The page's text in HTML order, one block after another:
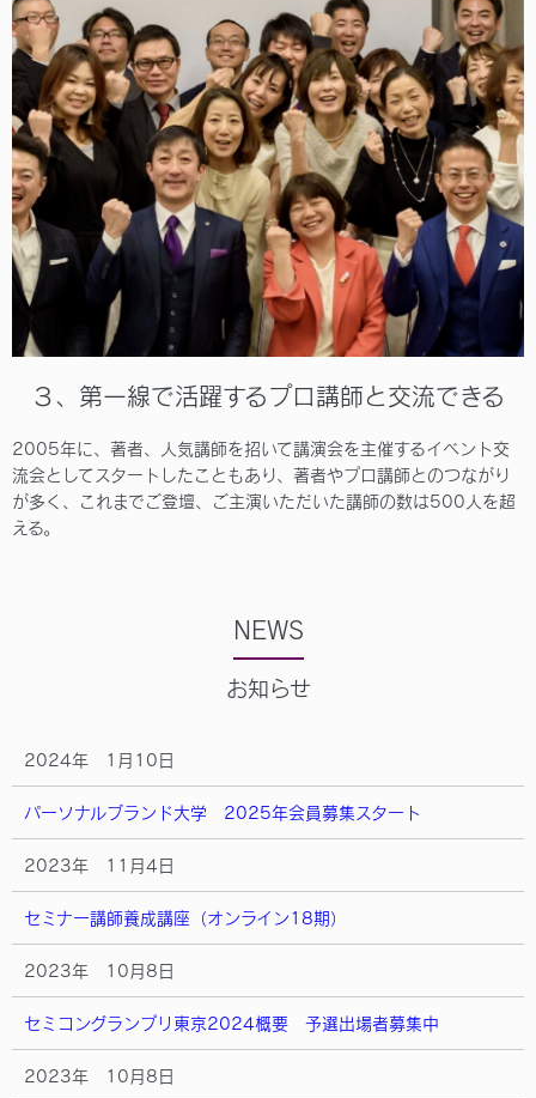
３、第一線で活躍するプロ講師と交流できる
2005年に、著者、人気講師を招いて講演会を主催するイベント交
流会としてスタートしたこともあり、著者やプロ講師とのつながり
が多く、これまでご登壇、ご主演いただいた講師の数は500人を超
える。
NEWS
お知らせ
2024年 1月10日
パーソナルブランド大学 2025年会員募集スタート
2023年 11月4日
セミナー講師養成講座（オンライン18期）
2023年 10月8日
セミコングランプリ東京2024概要 予選出場者募集中
2023年 10月8日